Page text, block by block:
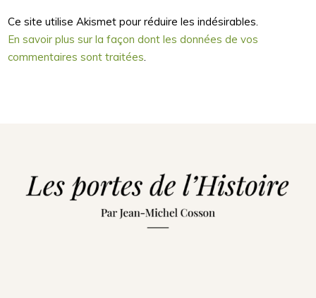
Ce site utilise Akismet pour réduire les indésirables.
En savoir plus sur la façon dont les données de vos
commentaires sont traitées